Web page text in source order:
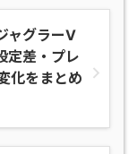
ャグラーⅤ
定差・プレ
化をまとめ